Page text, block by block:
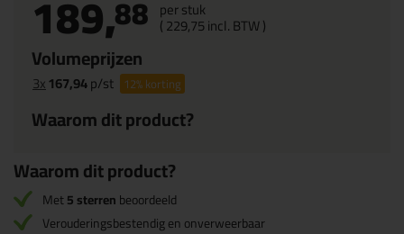
189,88 per stuk
(229,75incl. BTW )
Volumeprijzen
3x167,94p/st 12%korting
Waarom dit product?
Waarom dit product?
Met5 sterrenbeoordeeld
Verouderingsbestendig en onverweerbaar